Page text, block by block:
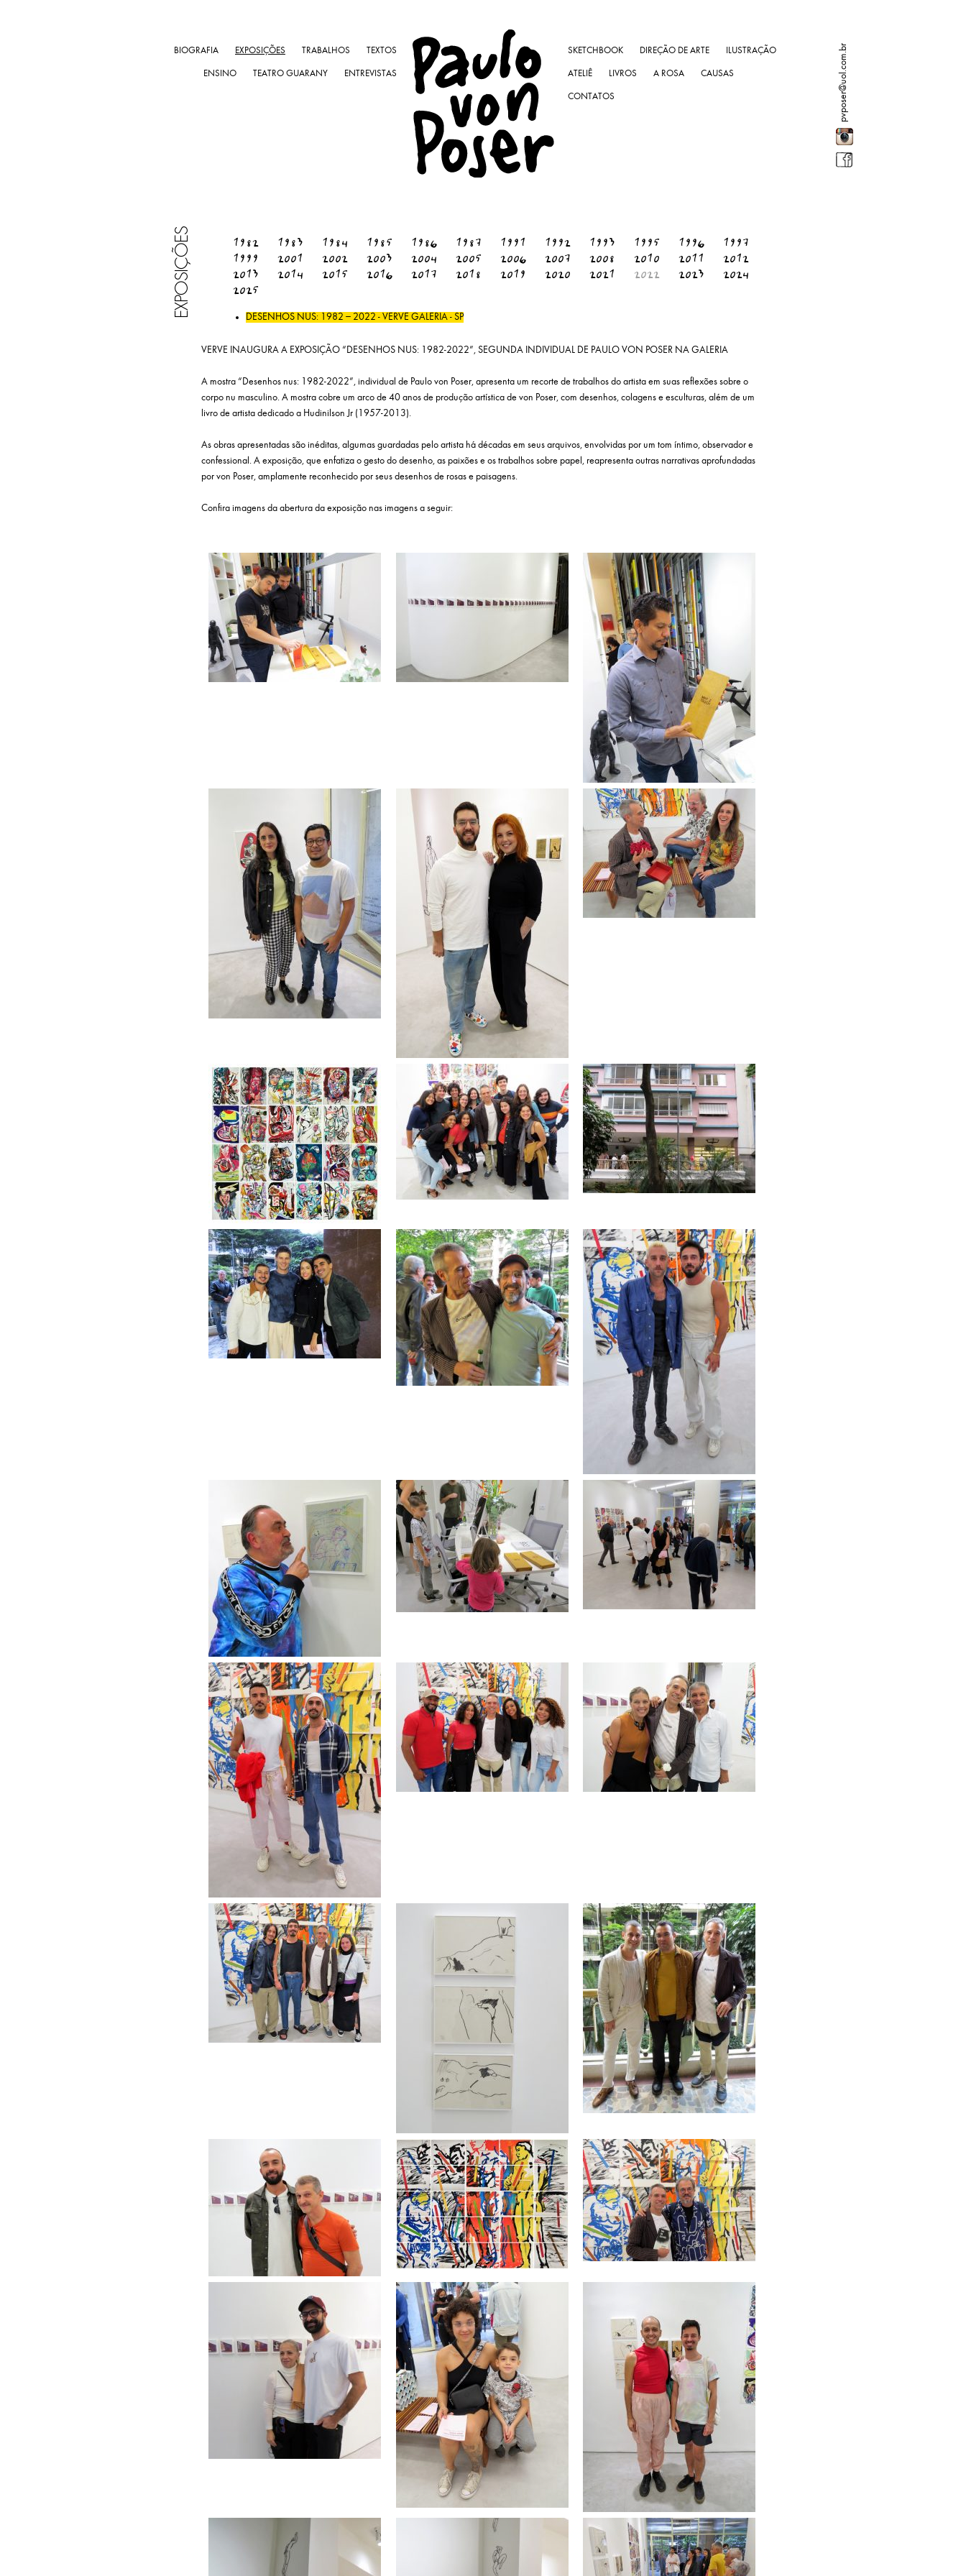
BIOGRAFIA EXPOSIÇÕES TRABALHOS TEXTOS
ENSINO TEATRO GUARANY ENTREVISTAS
SKETCHBOOK DIREÇÃO DE ARTE ILUSTRAÇÃO
ATELIÊ LIVROS A ROSA CAUSAS
CONTATOS pvposer@uol.com.br
EXPOSIÇÕES 1982 1983 1984 1985 1986 1987 1991 1992 1993 1995 1996
1997
1999
2001 2002 2003 2004 2005 2006 2007 2008 2010 2011
2012
2013
2014 2015 2016 2017 2018 2019 2020 2021 2022 2023
2024
2025
DESENHOS NUS: 1982 – 2022 - VERVE GALERIA - SP
VERVE INAUGURA A EXPOSIÇÃO “DESENHOS NUS: 1982-2022”, SEGUNDA INDIVIDUAL DE PAULO VON POSER NA GALERIA
A mostra “Desenhos nus: 1982-2022”, individual de Paulo von Poser, apresenta um recorte de trabalhos do artista em suas reflexões sobre o
corpo nu masculino. A mostra cobre um arco de 40 anos de produção artística de von Poser, com desenhos, colagens e esculturas, além de um
livro de artista dedicado a Hudinilson Jr (1957-2013).
As obras apresentadas são inéditas, algumas guardadas pelo artista há décadas em seus arquivos, envolvidas por um tom íntimo, observador e
confessional. A exposição, que enfatiza o gesto do desenho, as paixões e os trabalhos sobre papel, reapresenta outras narrativas aprofundadas
por von Poser, amplamente reconhecido por seus desenhos de rosas e paisagens.
Confira imagens da abertura da exposição nas imagens a seguir: